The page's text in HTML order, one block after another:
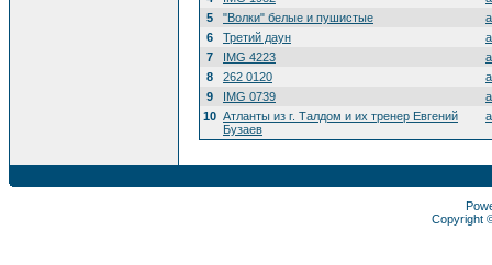
5
"Волки" белые и пушистые
6
Третий даун
7
IMG 4223
8
262 0120
9
IMG 0739
10 Атланты из г. Талдом и их тренер Евгений
Бузаев
Copyright